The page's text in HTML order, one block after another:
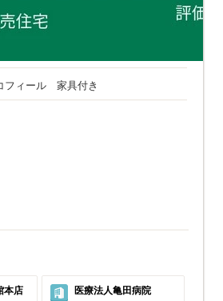
フィール 家具付き
本店 医療法人亀田病院